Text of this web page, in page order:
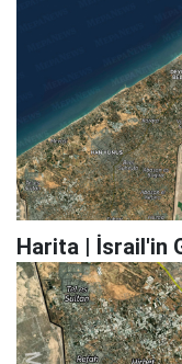
Harita | İsrail'in